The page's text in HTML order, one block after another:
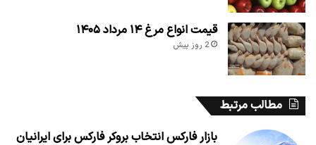
قیمت انواع مرغ ۱۴ مرداد ۱۴۰۵
2 روز پیش
مطالب مرتبط
بازار فارکس انتخاب بروکر فارکس برای ایرانیان